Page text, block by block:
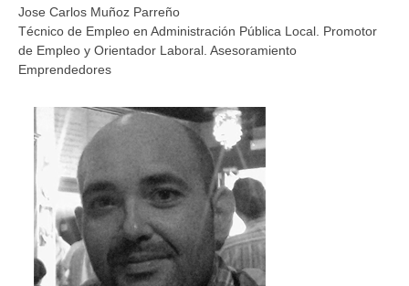
Jose Carlos Muñoz Parreño
Técnico de Empleo en Administración Pública Local. Promotor
de Empleo y Orientador Laboral. Asesoramiento
Emprendedores